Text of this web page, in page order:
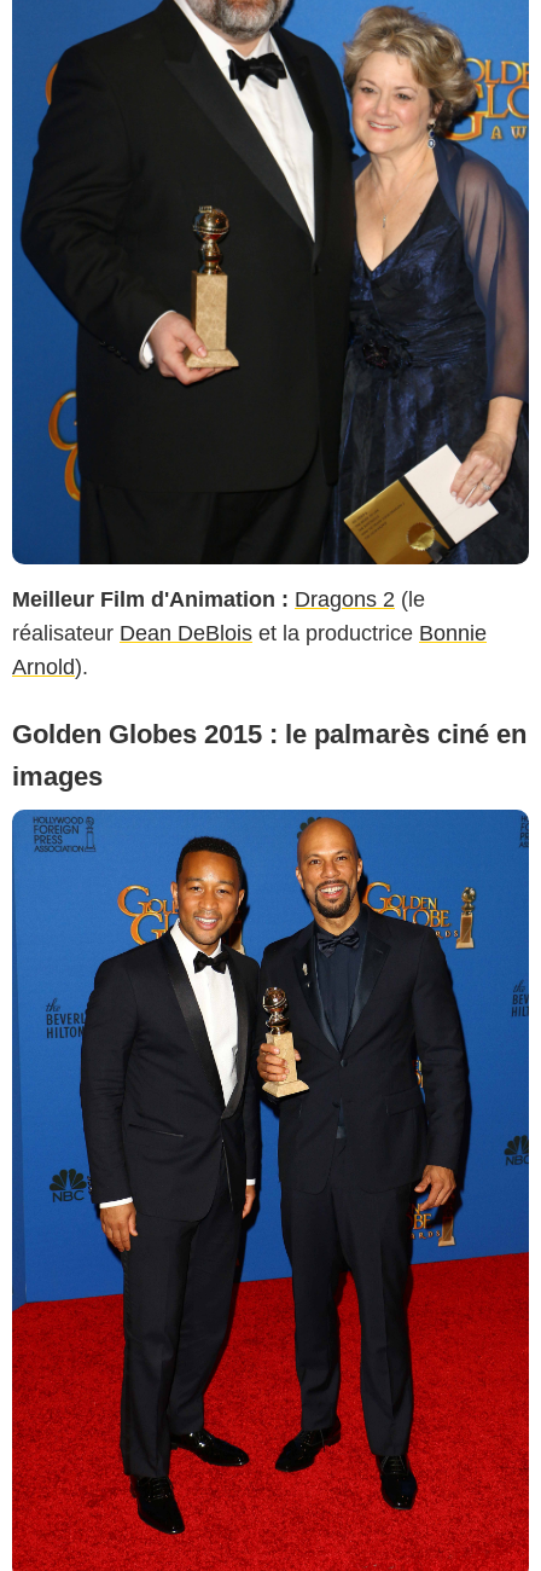
Meilleur Film d'Animation : Dragons 2 (le
réalisateur Dean DeBlois et la productrice Bonnie
Arnold).
Golden Globes 2015 : le palmarès ciné en
images